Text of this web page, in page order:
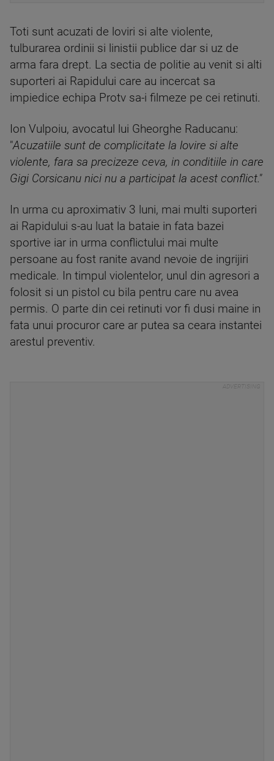
Toti sunt acuzati de loviri si alte violente,
tulburarea ordinii si linistii publice dar si uz de
arma fara drept. La sectia de politie au venit si alti
suporteri ai Rapidului care au incercat sa
impiedice echipa Protv sa-i filmeze pe cei retinuti.
Ion Vulpoiu, avocatul lui Gheorghe Raducanu:
"Acuzatiile sunt de complicitate la lovire si alte
violente, fara sa precizeze ceva, in conditiile in care
Gigi Corsicanu nici nu a participat la acest conflict."
In urma cu aproximativ 3 luni, mai multi suporteri
ai Rapidului s-au luat la bataie in fata bazei
sportive iar in urma conflictului mai multe
persoane au fost ranite avand nevoie de ingrijiri
medicale. In timpul violentelor, unul din agresori a
folosit si un pistol cu bila pentru care nu avea
permis. O parte din cei retinuti vor fi dusi maine in
fata unui procuror care ar putea sa ceara instantei
arestul preventiv.